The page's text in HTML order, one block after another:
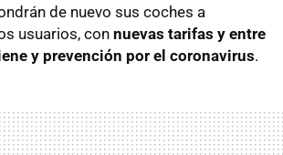
de nuevo sus coches a
usuarios, con nuevas tarifas y entre
y prevención por el coronavirus.